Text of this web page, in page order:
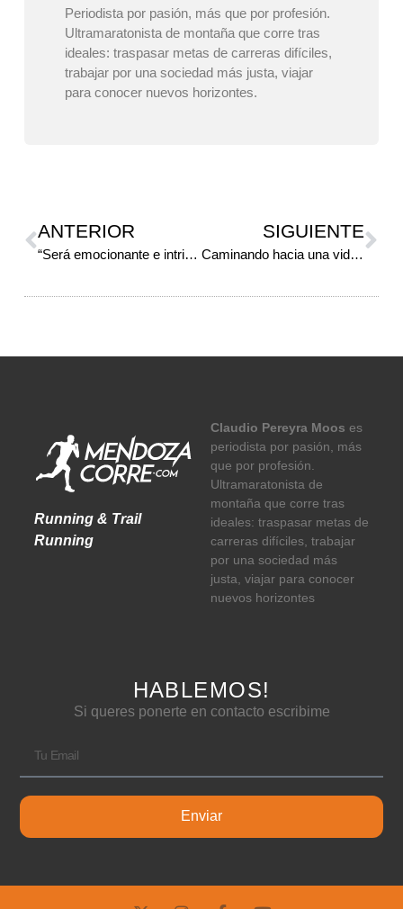
Periodista por pasión, más que por profesión.
Ultramaratonista de montaña que corre tras
ideales: traspasar metas de carreras difíciles,
trabajar por una sociedad más justa, viajar
para conocer nuevos horizontes.
ANTERIOR
“Será emocionante e intrigante correr en esa reserva”
SIGUIENTE
Caminando hacia una vida saludable
Running & Trail
Running
Claudio Pereyra Moos es
periodista por pasión, más
que por profesión.
Ultramaratonista de
montaña que corre tras
ideales: traspasar metas de
carreras difíciles, trabajar
por una sociedad más
justa, viajar para conocer
nuevos horizontes
HABLEMOS!
Si queres ponerte en contacto escribime
Enviar